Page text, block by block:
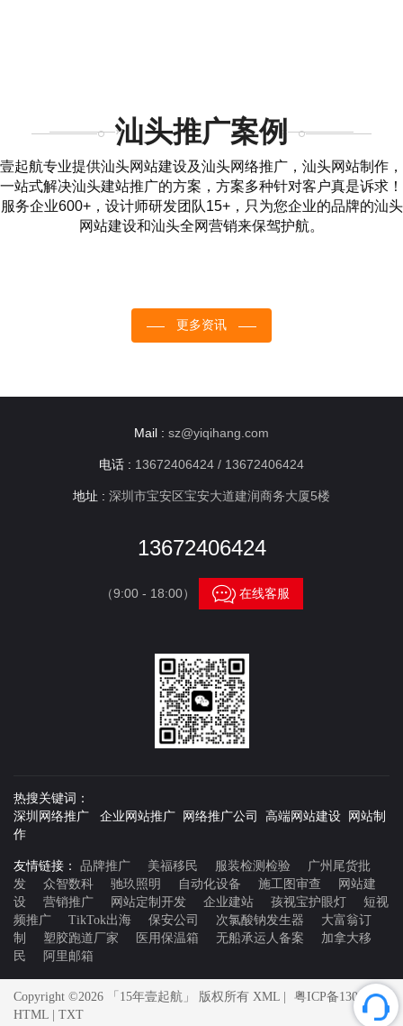
汕头推广案例
壹起航专业提供汕头网站建设及汕头网络推广，汕头网站制作，
一站式解决汕头建站推广的方案，方案多种针对客户真是诉求！
服务企业600+，设计师研发团队15+，只为您企业的品牌的汕头
网站建设和汕头全网营销来保驾护航。
更多资讯
Mail : sz@yiqihang.com
电话 : 13672406424 / 13672406424
地址 : 深圳市宝安区宝安大道建润商务大厦5楼
13672406424
（9:00 - 18:00） 在线客服
热搜关键词：
深圳网络推广 企业网站推广 网络推广公司 高端网站建设 网站制
作
友情链接： 品牌推广 美福移民 服装检测检验
广州尾货批
发
众智数科 驰玖照明 自动化设备 施工图审查
网站建
设
营销推广 网站定制开发 企业建站 孩视宝护眼灯
短视
频推广
TikTok出海 保安公司 次氯酸钠发生器
大富翁订
制
塑胶跑道厂家 医用保温箱 无船承运人备案
加拿大移
民
阿里邮箱
Copyright ©2026 「15年壹起航」 版权所有 XML |
HTML | TXT
粤ICP备13066397
号-9